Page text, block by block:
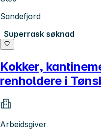
Sandefjord
Superrask søknad
Kokker,
renholdere i
Arbeidsgiver